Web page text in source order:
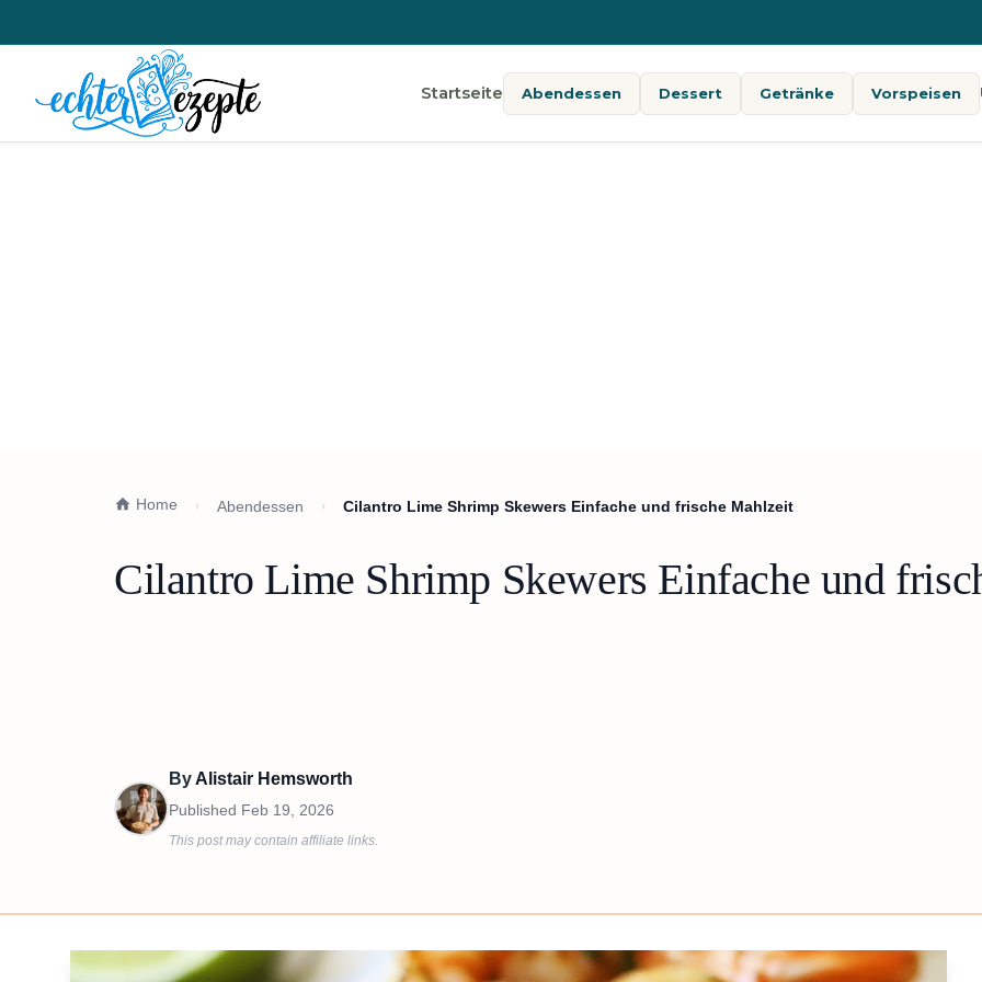
Startseite Abendessen Dessert Getränke Vorspeisen
Home Abendessen Cilantro Lime Shrimp Skewers Einfache und frische Mahlzeit
Cilantro Lime Shrimp Skewers Einfache und
ByAlistair Hemsworth
Published Feb 19, 2026
This post may contain affiliate links.